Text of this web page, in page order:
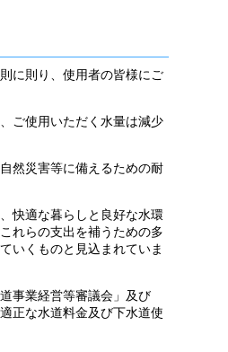
に則り、使用者の皆様にご
ご使用いただく水量は減少
然災害等に備えるための耐
快適な暮らしと良好な水環
れらの支出を補うための多
いくものと見込まれていま
事業経営等審議会」及び
正な水道料金及び下水道使